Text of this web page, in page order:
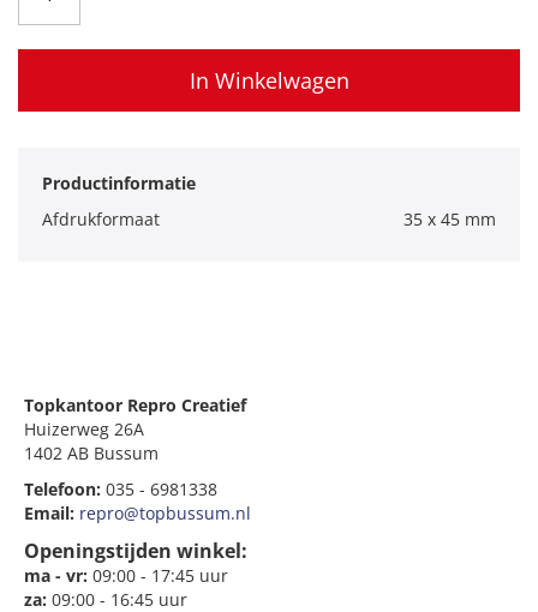
In Winkelwagen
Productinformatie
Afdrukformaat
35 x 45 mm
Topkantoor Repro Creatief
Huizerweg 26A
1402 AB Bussum
Telefoon: 035 - 6981338
Email: repro@topbussum.nl
Openingstijden winkel:
ma - vr: 09:00 - 17:45 uur
za: 09:00 - 16:45 uur